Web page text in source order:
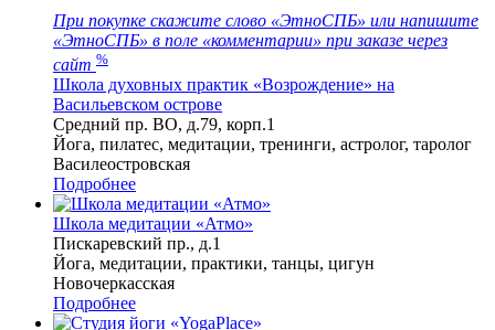
При покупке скажите слово «ЭтноСПБ» или напишите
«ЭтноСПБ» в поле «комментарии» при заказе через
сайт %
Школа духовных практик «Возрождение» на
Васильевском острове
Средний пр. ВО, д.79, корп.1
Йога, пилатес, медитации, тренинги, астролог, таролог
Василеостровская
Подробнее
Школа медитации «Атмо»
Пискаревский пр., д.1
Йога, медитации, практики, танцы, цигун
Новочеркасская
Подробнее